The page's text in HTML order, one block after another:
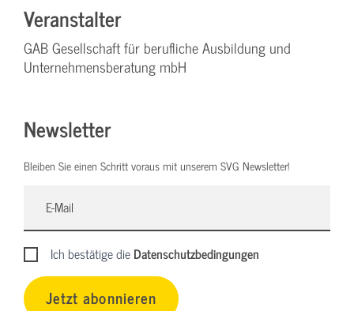
Veranstalter
GAB Gesellschaft für berufliche Ausbildung und
Unternehmensberatung mbH
Newsletter
Bleiben Sie einen Schritt voraus mit unserem SVG Newsletter!
Ich bestätige dieDatenschutzbedingungen
Jetzt abonnieren